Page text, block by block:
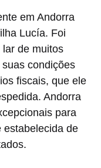
em Andorra
Lucía. Foi
de muitos
condições
fiscais, que ele
Andorra
para
estabelecida de